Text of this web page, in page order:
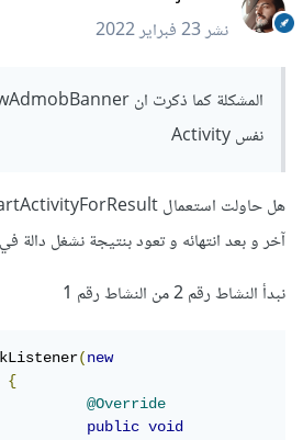
نشر23 فبراير 2022
نفس Activity
آخر و بعد انتهائه و تعود بنتيجة نشغل دالة
نبدأ النشاط رقم 2 من النشاط رقم 1
(new
{
@Override
public
void